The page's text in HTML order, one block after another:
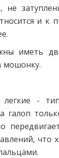
не
и к
иметь
мошонку.
легкие -
галоп
что